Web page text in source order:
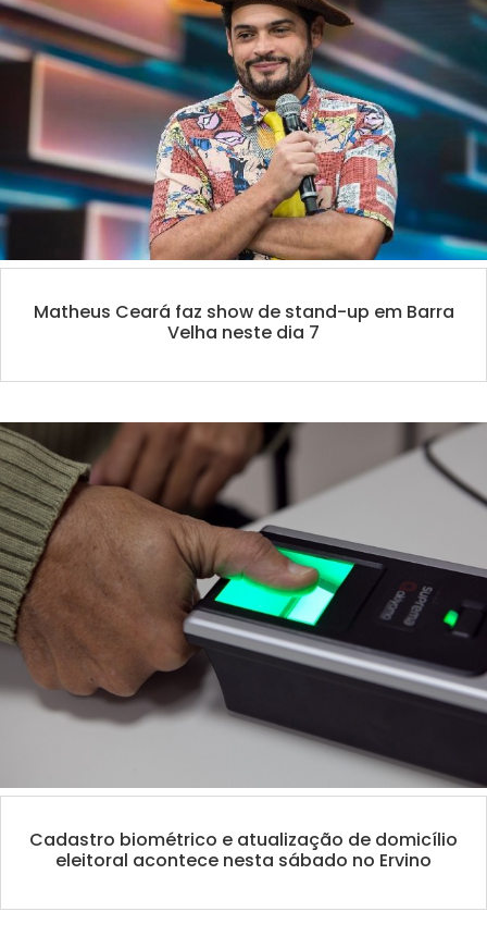
Matheus Ceará faz show de stand-up em Barra
Velha neste dia 7
Cadastro biométrico e atualização de domicílio
eleitoral acontece nesta sábado no Ervino